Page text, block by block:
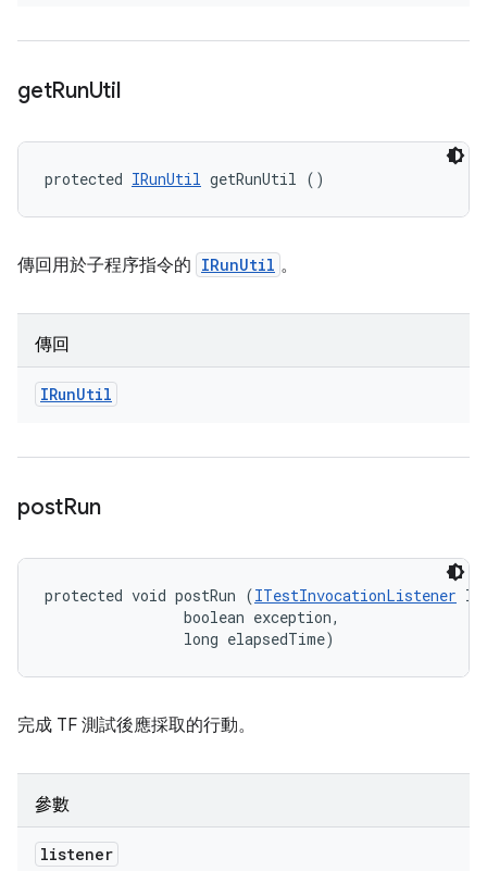
getRunUtil
protected IRunUtil getRunUtil ()
傳回用於子程序指令的 IRunUtil 。
傳回
IRunUtil
postRun
protected void postRun (ITestInvocationListener
                boolean exception,
                long elapsedTime)
完成 TF 測試後應採取的行動。
參數
listener